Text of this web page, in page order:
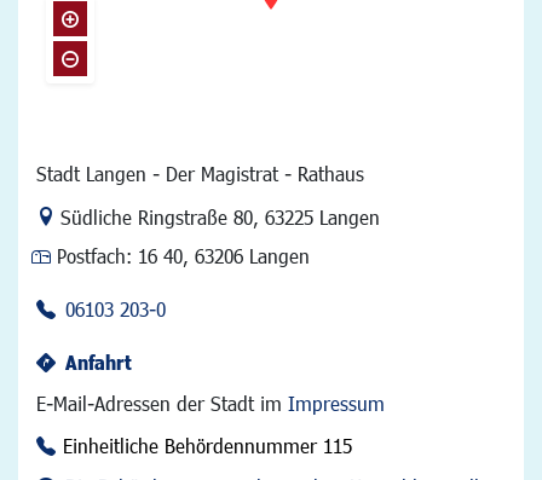
Stadt Langen - Der Magistrat - Rathaus
Link zur Google-Maps Navigation
Südliche Ringstraße 80, 63225 Langen
Postfach: 16 40, 63206 Langen
06103 203-0
Anfahrt
E-Mail-Adressen der Stadt im Impressum
Einheitliche Behördennummer 115